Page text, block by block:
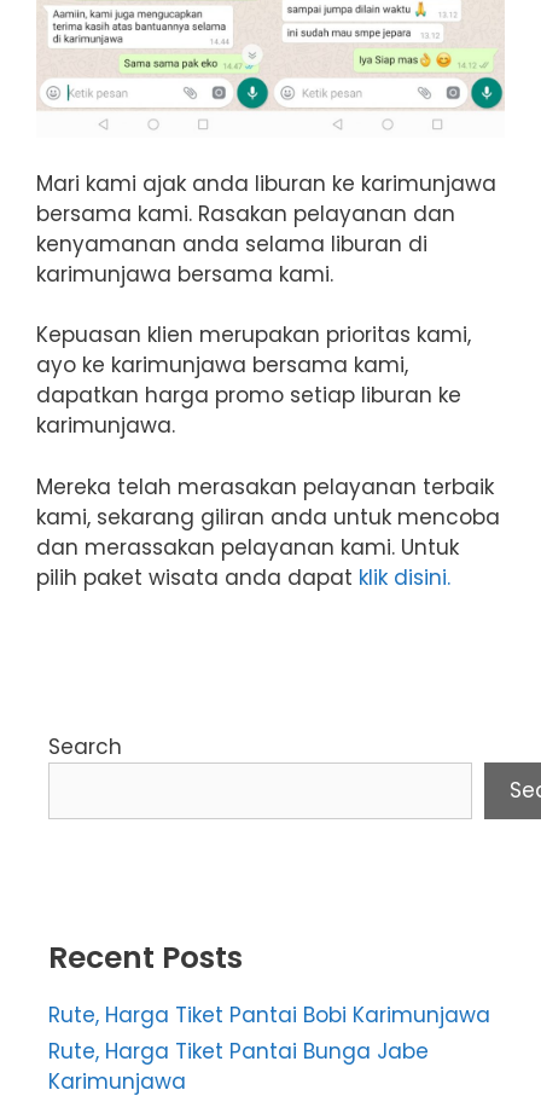
Mari kami ajak anda liburan ke karimunjawa
bersama kami. Rasakan pelayanan dan
kenyamanan anda selama liburan di
karimunjawa bersama kami.
Kepuasan klien merupakan prioritas kami,
ayo ke karimunjawa bersama kami,
dapatkan harga promo setiap liburan ke
karimunjawa.
Mereka telah merasakan pelayanan terbaik
kami, sekarang giliran anda untuk mencoba
dan merassakan pelayanan kami. Untuk
pilih paket wisata anda dapat klik disini.
Search
Recent Posts
Rute, Harga Tiket Pantai Bobi Karimunjawa
Rute, Harga Tiket Pantai Bunga Jabe
Karimunjawa